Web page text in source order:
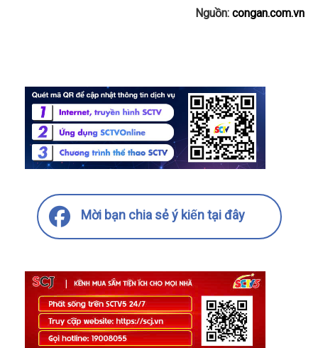
Nguồn:congan.com.vn
Mời bạn chia sẻ ý kiến tại đây